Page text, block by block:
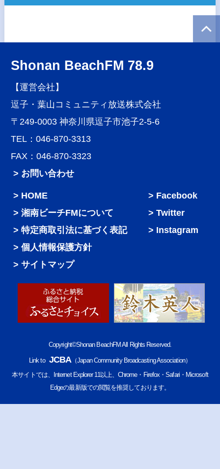
Shonan BeachFM 78.9
【運営会社】
逗子・葉山コミュニティ放送株式会社
〒249-0003 神奈川県逗子市池子2-5-6
TEL：046-870-3313
FAX：046-870-3323
> お問い合わせ
HOME
湘南ビーチFMについて
特定商取引法に基づく表記
個人情報保護方針
サイトマップ
Facebook
Twitter
Instagram
Copyright©Shonan BeachFM All Rights Reserved.
Link to JCBA （Japan Community Broadcasting Association）
本サイトでは、Internet Explorer 11以上、Chrome・Firefox・Safari・Microsoft
Edgeの最新版での閲覧を推奨しております。